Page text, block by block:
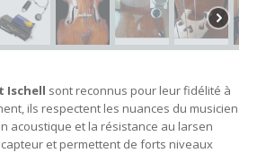
Ischell sont reconnus pour leur fidélité à
ils respectent les nuances du musicien
acoustique et la résistance au larsen
et permettent de forts niveaux